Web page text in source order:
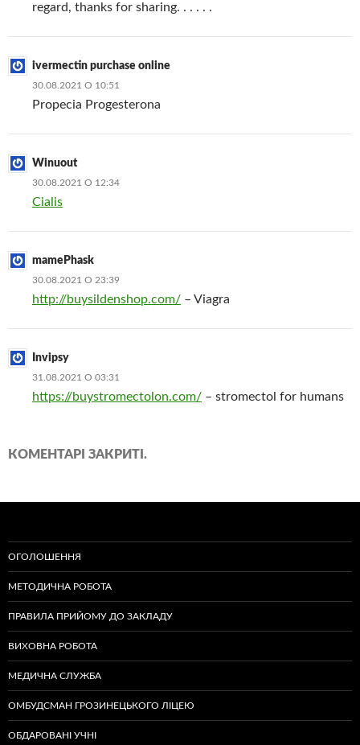
regard, thanks for sharing. . . . . .
ivermectin purchase online
30.08.2021 О 10:51
Propecia Progesterona
Winuout
30.08.2021 О 12:34
Cialis
mamePhask
30.08.2021 О 23:39
http://buysildenshop.com/ – Viagra
Invipsy
31.08.2021 О 03:31
https://buystromectolon.com/ – stromectol for humans
КОМЕНТАРІ ЗАКРИТІ.
ОГОЛОШЕННЯ
МЕТОДИЧНА РОБОТА
ПРАВИЛА ПРИЙОМУ ДО ЗАКЛАДУ
ВИХОВНА РОБОТА
МЕДИЧНА СЛУЖБА
ОМБУДСМАН ГРОЗИНЕЦЬКОГО ЛІЦЕЮ
ОБДАРОВАНІ УЧНІ